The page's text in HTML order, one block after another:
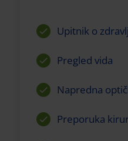
Upitnik o
Pregled vida
Napredna
Preporuka